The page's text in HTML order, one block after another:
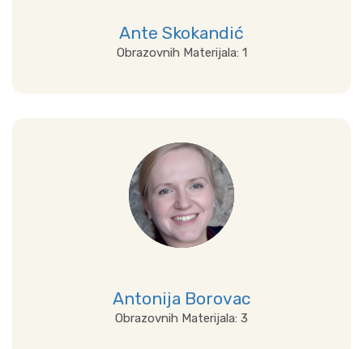
Ante Skokandić
Obrazovnih Materijala: 1
Prikaži sve
Antonija Borovac
Obrazovnih Materijala: 3